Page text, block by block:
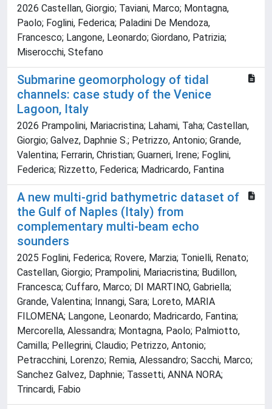
2026 Castellan, Giorgio; Taviani, Marco; Montagna,
Paolo; Foglini, Federica; Paladini De Mendoza,
Francesco; Langone, Leonardo; Giordano, Patrizia;
Miserocchi, Stefano
Submarine geomorphology of tidal
channels: case study of the Venice
Lagoon, Italy
2026 Prampolini, Mariacristina; Lahami, Taha; Castellan,
Giorgio; Galvez, Daphnie S.; Petrizzo, Antonio; Grande,
Valentina; Ferrarin, Christian; Guarneri, Irene; Foglini,
Federica; Rizzetto, Federica; Madricardo, Fantina
A new multi-grid bathymetric dataset of
the Gulf of Naples (Italy) from
complementary multi-beam echo
sounders
2025 Foglini, Federica; Rovere, Marzia; Tonielli, Renato;
Castellan, Giorgio; Prampolini, Mariacristina; Budillon,
Francesca; Cuffaro, Marco; DI MARTINO, Gabriella;
Grande, Valentina; Innangi, Sara; Loreto, MARIA
FILOMENA; Langone, Leonardo; Madricardo, Fantina;
Mercorella, Alessandra; Montagna, Paolo; Palmiotto,
Camilla; Pellegrini, Claudio; Petrizzo, Antonio;
Petracchini, Lorenzo; Remia, Alessandro; Sacchi, Marco;
Sanchez Galvez, Daphnie; Tassetti, ANNA NORA;
Trincardi, Fabio